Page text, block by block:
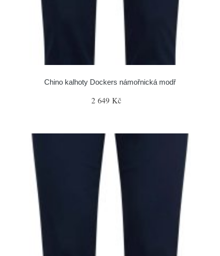
Chino kalhoty Dockers námořnická modř
2 649 Kč